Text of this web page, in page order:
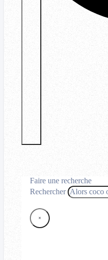
Faire une recherche
Rechercher
×